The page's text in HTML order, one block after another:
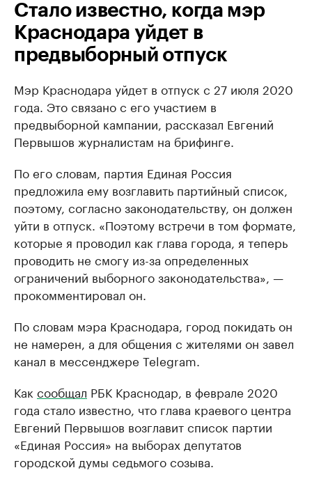
Стало известно, когда мэр
Краснодара уйдет в
предвыборный отпуск
Мэр Краснодара уйдет в отпуск с 27 июля 2020
года. Это связано с его участием в
предвыборной кампании, рассказал Евгений
Первышов журналистам на брифинге.
По его словам, партия Единая Россия
предложила ему возглавить партийный список,
поэтому, согласно законодательству, он должен
уйти в отпуск. «Поэтому встречи в том формате,
которые я проводил как глава города, я теперь
проводить не смогу из-за определенных
ограничений выборного законодательства», —
прокомментировал он.
По словам мэра Краснодара, город покидать он
не намерен, а для общения с жителями он завел
канал в мессенджере Telegram.
Как сообщал РБК Краснодар, в феврале 2020
года стало известно, что глава краевого центра
Евгений Первышов возглавит список партии
«Единая Россия» на выборах депутатов
городской думы седьмого созыва.